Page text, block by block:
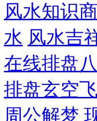
风水知识
水 风水吉
在线排盘
排盘玄空
周公解梦